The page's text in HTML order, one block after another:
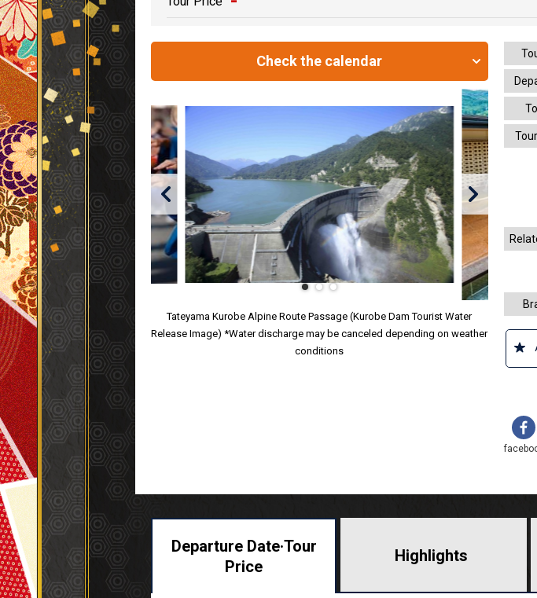
Check the calendar
Tateyama Kurobe Alpine Route Passage (Kurobe Dam Tourist Water
Release Image) *Water discharge may be canceled depending on weather
conditions
Departure Date·Tour
Price
Highlights